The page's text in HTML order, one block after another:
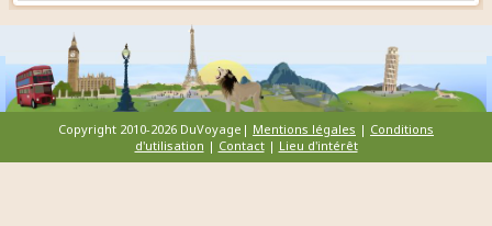
Copyright 2010-2026 DuVoyage| Mentions légales | Conditions
d'utilisation | Contact| Lieu d'intérêt